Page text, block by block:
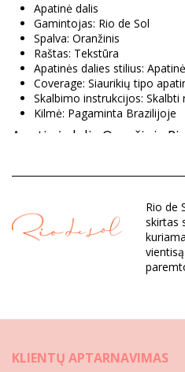
Apatinė dalis
Gamintojas: Rio de Sol
Spalva: Oranžinis
Raštas: Tekstūra
Apatinės dalies stilius:
Coverage: Siaurikių tipo
Skalbimo instrukcijos:
Kilmė: Pagaminta Brazilijoje
Apatinė dalis Oranžinis
Sudėtis: 84% Polyamide,
Pamušalas: 84% Polyamide,
UV Protection: UPF 50+
Skyrius: Moterys, Apatinė
Į pakuotę įeina: 1 x Apatinė
EAN: XS (7899810245816),
Raštas nėra tikslus, todėl
Retušuotos nuotraukos
Rio de
skirtas
KLIENTŲ APTARNAVIMAS